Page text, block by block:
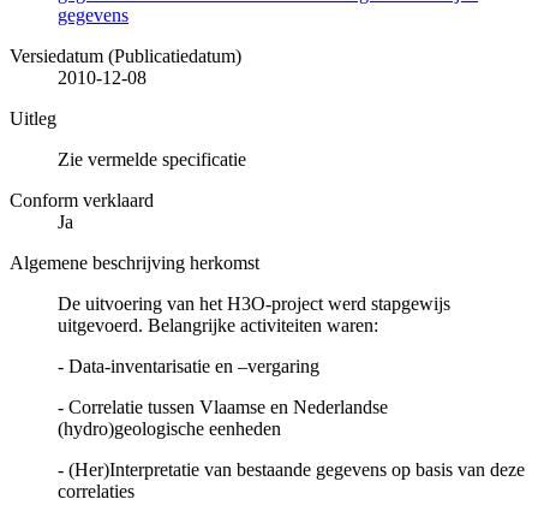
gegevens
Versiedatum (Publicatiedatum)
2010-12-08
Uitleg
Zie vermelde specificatie
Conform verklaard
Ja
Algemene beschrijving herkomst
De uitvoering van het H3O-project werd stapgewijs
uitgevoerd. Belangrijke activiteiten waren:
- Data-inventarisatie en –vergaring
- Correlatie tussen Vlaamse en Nederlandse
(hydro)geologische eenheden
- (Her)Interpretatie van bestaande gegevens op basis van deze
correlaties